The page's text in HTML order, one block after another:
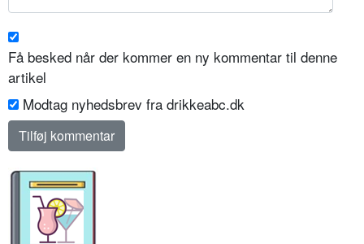
Få besked når der kommer en ny kommentar til denne
artikel
Modtag nyhedsbrev fra drikkeabc.dk